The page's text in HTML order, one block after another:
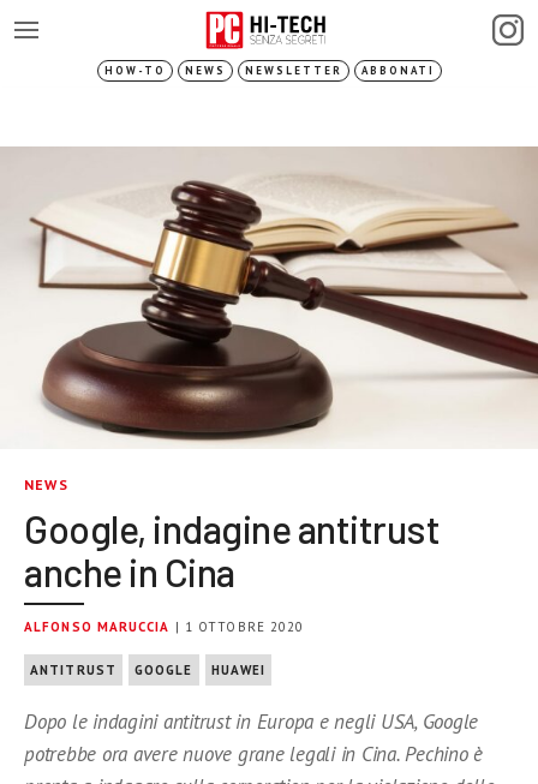
HOW-TO NEWS NEWSLETTER ABBONATI
NEWS
Google, indagine antitrust
anche in Cina
ALFONSO MARUCCIA | 1 OTTOBRE 2020
ANTITRUST GOOGLE HUAWEI
Dopo le indagini antitrust in Europa e negli USA, Google
potrebbe ora avere nuove grane legali in Cina. Pechino è